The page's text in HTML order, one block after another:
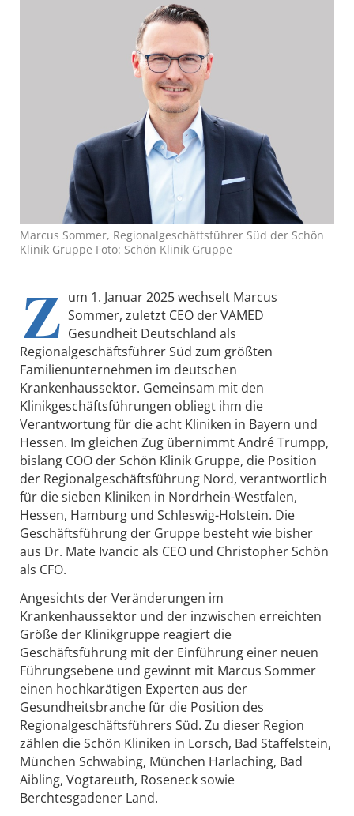
Marcus Sommer, Regionalgeschäftsführer Süd der Schön
Klinik Gruppe Foto: Schön Klinik Gruppe
Z um 1. Januar 2025 wechselt Marcus
Sommer, zuletzt CEO der VAMED
Gesundheit Deutschland als
Regionalgeschäftsführer Süd zum größten
Familienunternehmen im deutschen
Krankenhaussektor. Gemeinsam mit den
Klinikgeschäftsführungen obliegt ihm die
Verantwortung für die acht Kliniken in Bayern und
Hessen. Im gleichen Zug übernimmt André Trumpp,
bislang COO der Schön Klinik Gruppe, die Position
der Regionalgeschäftsführung Nord, verantwortlich
für die sieben Kliniken in Nordrhein-Westfalen,
Hessen, Hamburg und Schleswig-Holstein. Die
Geschäftsführung der Gruppe besteht wie bisher
aus Dr. Mate Ivancic als CEO und Christopher Schön
als CFO.
Angesichts der Veränderungen im
Krankenhaussektor und der inzwischen erreichten
Größe der Klinikgruppe reagiert die
Geschäftsführung mit der Einführung einer neuen
Führungsebene und gewinnt mit Marcus Sommer
einen hochkarätigen Experten aus der
Gesundheitsbranche für die Position des
Regionalgeschäftsführers Süd. Zu dieser Region
zählen die Schön Kliniken in Lorsch, Bad Staffelstein,
München Schwabing, München Harlaching, Bad
Aibling, Vogtareuth, Roseneck sowie
Berchtesgadener Land.